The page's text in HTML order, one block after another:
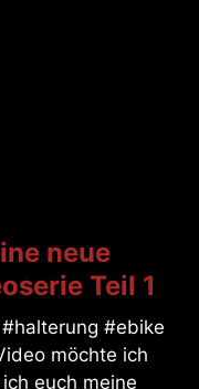
neue
Teil 1
#ebike
möchte ich
euch meine